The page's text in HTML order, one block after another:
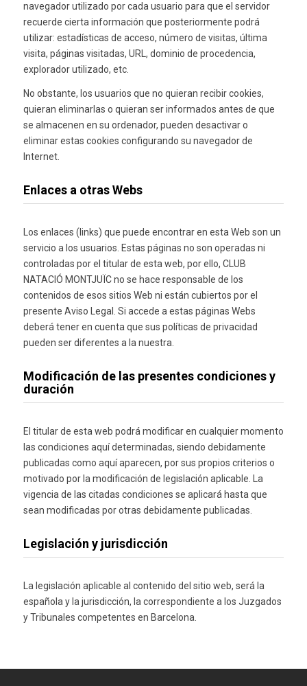
navegador utilizado por cada usuario para que el servidor
recuerde cierta información que posteriormente podrá
utilizar: estadísticas de acceso, número de visitas, última
visita, páginas visitadas, URL, dominio de procedencia,
explorador utilizado, etc.
No obstante, los usuarios que no quieran recibir cookies,
quieran eliminarlas o quieran ser informados antes de que
se almacenen en su ordenador, pueden desactivar o
eliminar estas cookies configurando su navegador de
Internet.
Enlaces a otras Webs
Los enlaces (links) que puede encontrar en esta Web son un
servicio a los usuarios. Estas páginas no son operadas ni
controladas por el titular de esta web, por ello, CLUB
NATACIÓ MONTJUÏC no se hace responsable de los
contenidos de esos sitios Web ni están cubiertos por el
presente Aviso Legal. Si accede a estas páginas Webs
deberá tener en cuenta que sus políticas de privacidad
pueden ser diferentes a la nuestra.
Modificación de las presentes condiciones y
duración
El titular de esta web podrá modificar en cualquier momento
las condiciones aquí determinadas, siendo debidamente
publicadas como aquí aparecen, por sus propios criterios o
motivado por la modificación de legislación aplicable. La
vigencia de las citadas condiciones se aplicará hasta que
sean modificadas por otras debidamente publicadas.
Legislación y jurisdicción
La legislación aplicable al contenido del sitio web, será la
española y la jurisdicción, la correspondiente a los Juzgados
y Tribunales competentes en Barcelona.